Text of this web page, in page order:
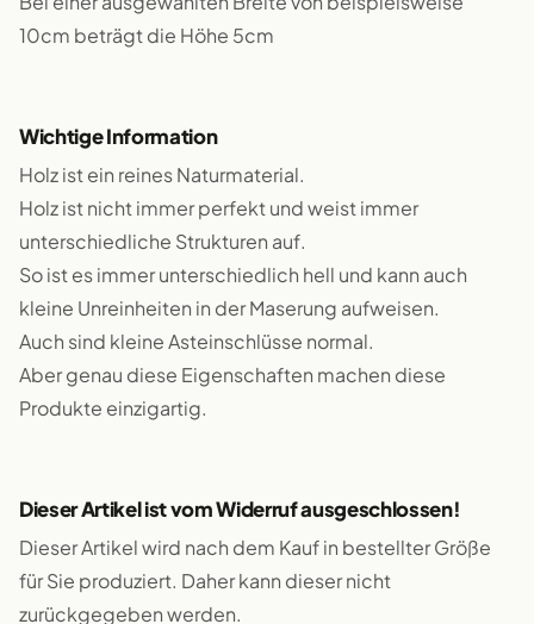
10cm beträgt die Höhe 5cm
Wichtige Information
Holz ist ein reines Naturmaterial.
Holz ist nicht immer perfekt und weist immer
unterschiedliche Strukturen auf.
So ist es immer unterschiedlich hell und kann auch
kleine Unreinheiten in der Maserung aufweisen.
Auch sind kleine Asteinschlüsse normal.
Aber genau diese Eigenschaften machen diese
Produkte einzigartig.
Dieser Artikel ist vom Widerruf ausgeschlossen!
Dieser Artikel wird nach dem Kauf in bestellter Größe
für Sie produziert. Daher kann dieser nicht
zurückgegeben werden.